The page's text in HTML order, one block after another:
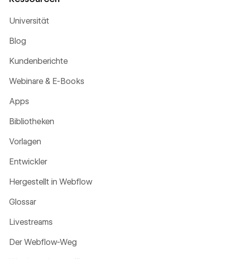
Universität
Blog
Kundenberichte
Webinare & E-Books
Apps
Bibliotheken
Vorlagen
Entwickler
Hergestellt in Webflow
Glossar
Livestreams
Der Webflow-Weg